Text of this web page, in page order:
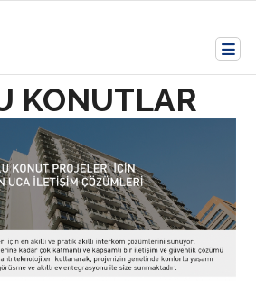
KONUTLAR